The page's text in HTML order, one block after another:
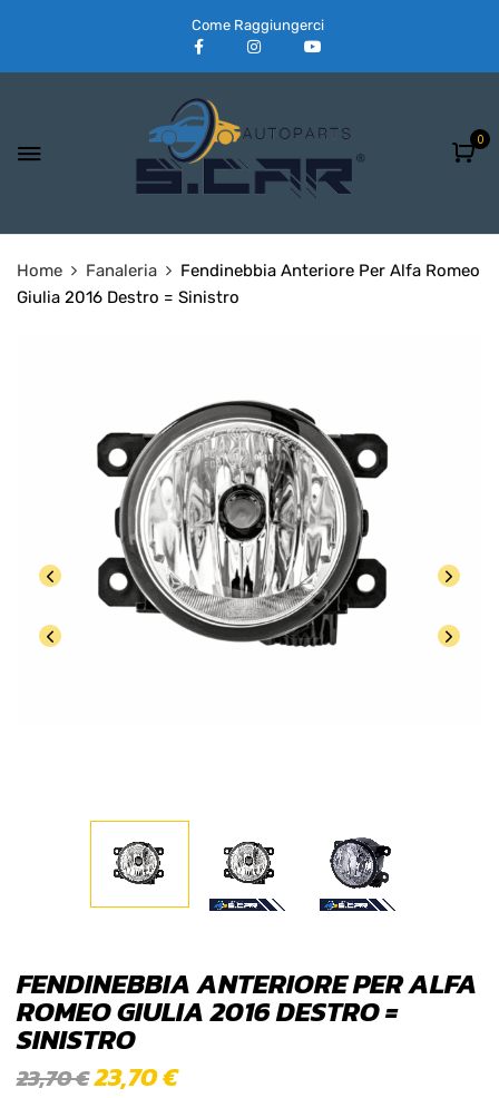
Come Raggiungerci
0
Home Fanaleria
Fendinebbia Anteriore Per Alfa Romeo
Giulia 2016 Destro = Sinistro
FENDINEBBIA ANTERIORE PER ALFA
ROMEO GIULIA 2016 DESTRO =
SINISTRO
23,70€23,70€